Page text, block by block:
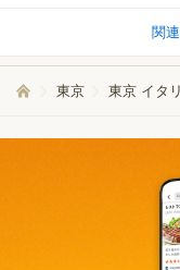
関
東京 東京 イタ